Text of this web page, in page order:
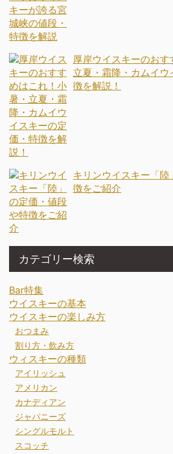
厚岸ウイスキーのおす
立夏・霜降・カムイ
徴を解説！
キリンウイスキー「
徴をご紹介
カテゴリー検索
Bar特集
ウイスキーの基本
ウイスキーの楽しみ方
おつまみ
割り方・飲み方
ウィスキーの種類
アイリッシュ
アメリカン
カナディアン
ジャパニーズ
シングルモルト
スコッチ